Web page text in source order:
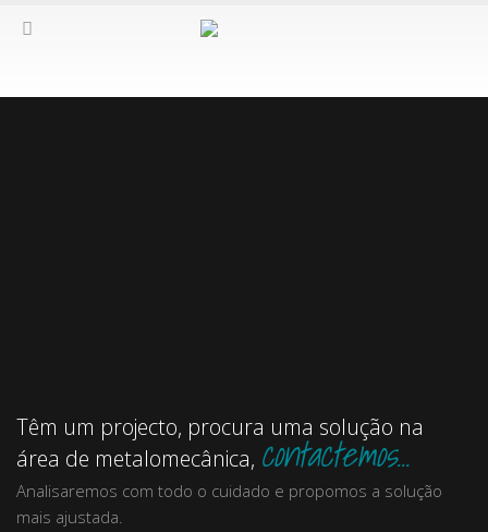
Têm um projecto, procura uma solução na
área de metalomecânica, contactemos…
Analisaremos com todo o cuidado e propomos a solução
mais ajustada.